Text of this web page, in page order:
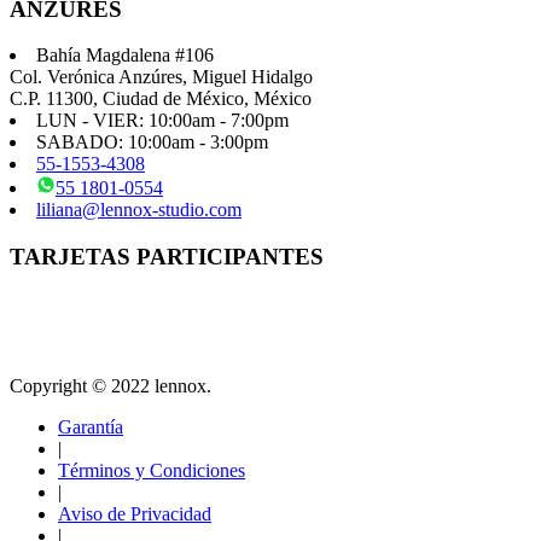
producto
ANZÚRES
Bahía Magdalena #106
Col. Verónica Anzúres, Miguel Hidalgo
C.P. 11300, Ciudad de México, México
LUN - VIER: 10:00am - 7:00pm
SABADO: 10:00am - 3:00pm
55-1553-4308
55 1801-0554
liliana@lennox-studio.com
TARJETAS PARTICIPANTES
Copyright © 2022 lennox.
Garantía
|
Términos y Condiciones
|
Aviso de Privacidad
|